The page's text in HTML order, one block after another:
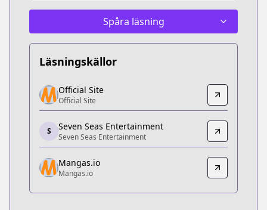
Spåra läsning
Läsningskällor
Official Site
Official Site
https://www.futabasha.co.jp/introduction/
Seven Seas Entertainment
Seven Seas Entertainment
https://sevenseasentertainment.com/series/
Mangas.io
Official Site
Official Site
S Seven Seas Entertainment
Seven Seas Entertainment
Mangas.io
Mangas.io